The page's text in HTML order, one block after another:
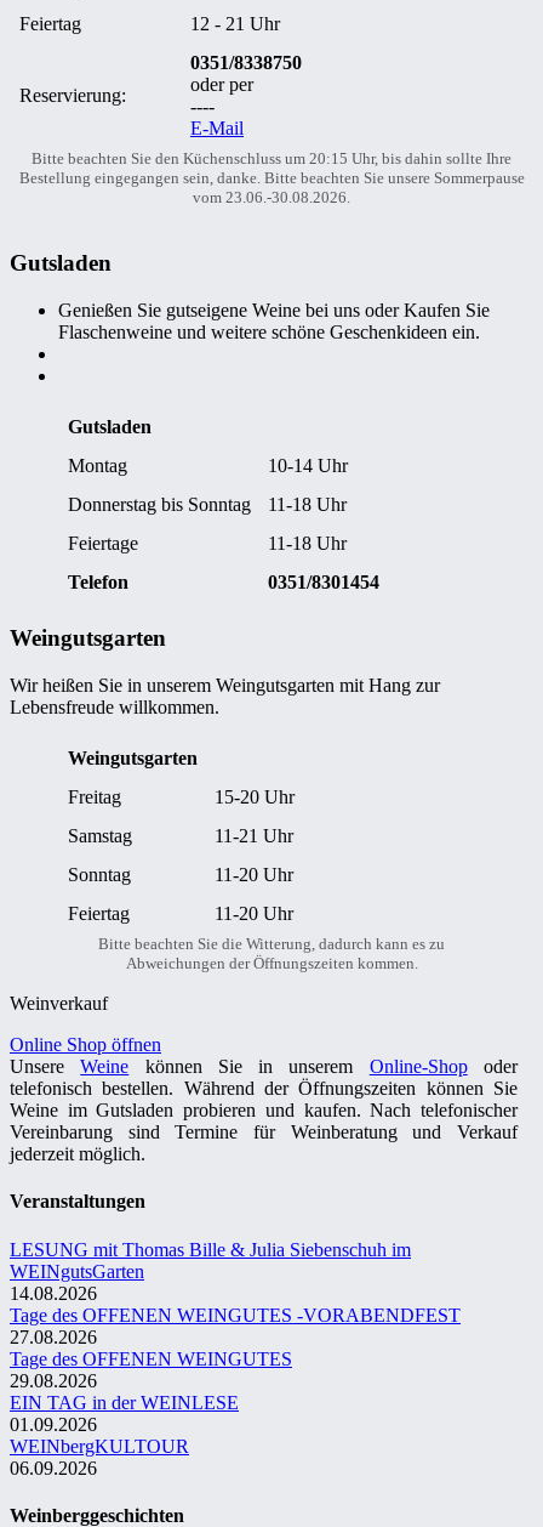
Feiertag
12 - 21 Uhr
Reservierung:
0351/8338750
oder per
----
E-Mail
Bitte beachten Sie den Küchenschluss um 20:15 Uhr, bis dahin sollte Ihre
Bestellung eingegangen sein, danke. Bitte beachten Sie unsere Sommerpause
vom 23.06.-30.08.2026.
Gutsladen
Genießen Sie gutseigene Weine bei uns oder Kaufen Sie
Flaschenweine und weitere schöne Geschenkideen ein.
Gutsladen
Montag
10-14 Uhr
Donnerstag bis Sonntag
11-18 Uhr
Feiertage
11-18 Uhr
Telefon
0351/8301454
Weingutsgarten
Wir heißen Sie in unserem Weingutsgarten mit Hang zur
Lebensfreude willkommen.
Weingutsgarten
Freitag
15-20 Uhr
Samstag
11-21 Uhr
Sonntag
11-20 Uhr
Feiertag
11-20 Uhr
Bitte beachten Sie die Witterung, dadurch kann es zu
Abweichungen der Öffnungszeiten kommen.
Weinverkauf
Online Shop öffnen
UnsereWeine können Sie in unserem Online-Shopoder
telefonisch bestellen. Während der Öffnungszeiten können Sie
Weine im Gutsladen probieren und kaufen. Nach telefonischer
Vereinbarung sind Termine für Weinberatung und Verkauf
jederzeit möglich.
Veranstaltungen
LESUNG mit Thomas Bille & Julia Siebenschuh im
WEINgutsGarten
14.08.2026
Tage des OFFENEN WEINGUTES -VORABENDFEST
27.08.2026
Tage des OFFENEN WEINGUTES
29.08.2026
EIN TAG in der WEINLESE
01.09.2026
WEINbergKULTOUR
06.09.2026
Weinberggeschichten